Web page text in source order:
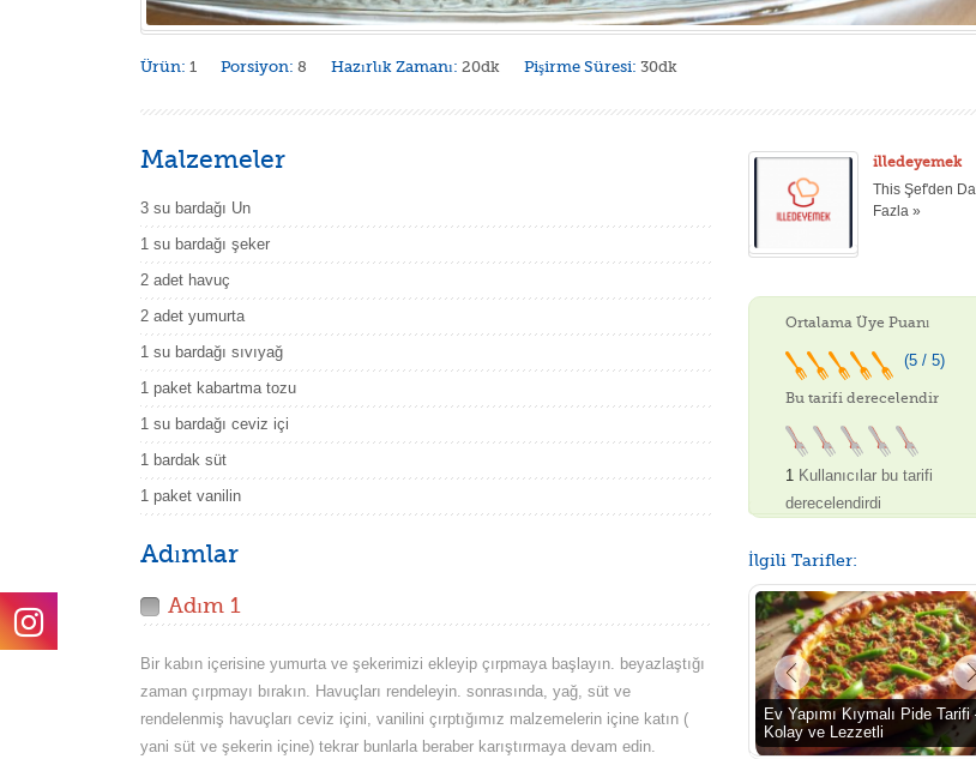
Ürün: 1 Porsiyon: 8 Hazırlık Zamanı: 20dk Pişirme Süresi: 30dk
illedeyemek
This Şef'den
Fazla »
Ortalama Üye Puanı
(5 / 5)
Bu tarifi derecelendir
1 Kullanıcılar bu tarifi
derecelendirdi
İlgili Tarifler:
Ev Yapımı Kıymalı Pide Tarifi
Kolay ve Lezzetli
Malzemeler
3 su bardağı Un
1 su bardağı şeker
2 adet havuç
2 adet yumurta
1 su bardağı sıvıyağ
1 paket kabartma tozu
1 su bardağı ceviz içi
1 bardak süt
1 paket vanilin
Adımlar
Adım 1
Bir kabın içerisine yumurta ve şekerimizi ekleyip çırpmaya başlayın. beyazlaştığı
zaman çırpmayı bırakın. Havuçları rendeleyin. sonrasında, yağ, süt ve
rendelenmiş havuçları ceviz içini, vanilini çırptığımız malzemelerin içine katın (
yani süt ve şekerin içine) tekrar bunlarla beraber karıştırmaya devam edin.